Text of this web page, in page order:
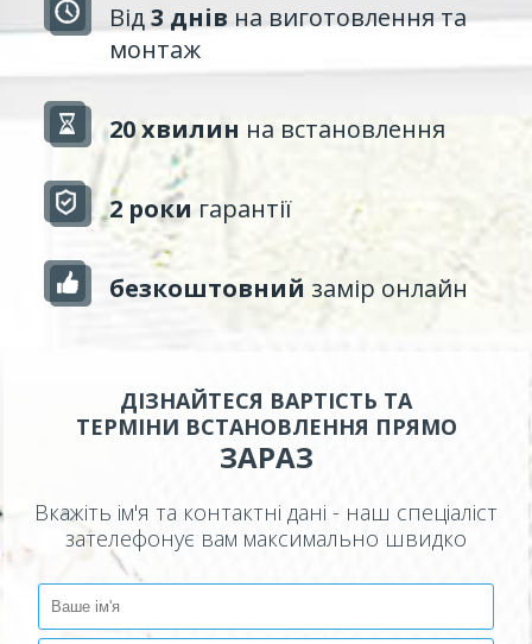
Від3 днів на виготовлення та
монтаж
20 хвилин на встановлення
2 роки гарантії
безкоштовний замір онлайн
ДІЗНАЙТЕСЯ ВАРТІСТЬ ТА
ТЕРМІНИ ВСТАНОВЛЕННЯ ПРЯМО
ЗАРАЗ
Вкажіть ім'я та контактні дані - наш спеціаліст
зателефонує вам максимально швидко